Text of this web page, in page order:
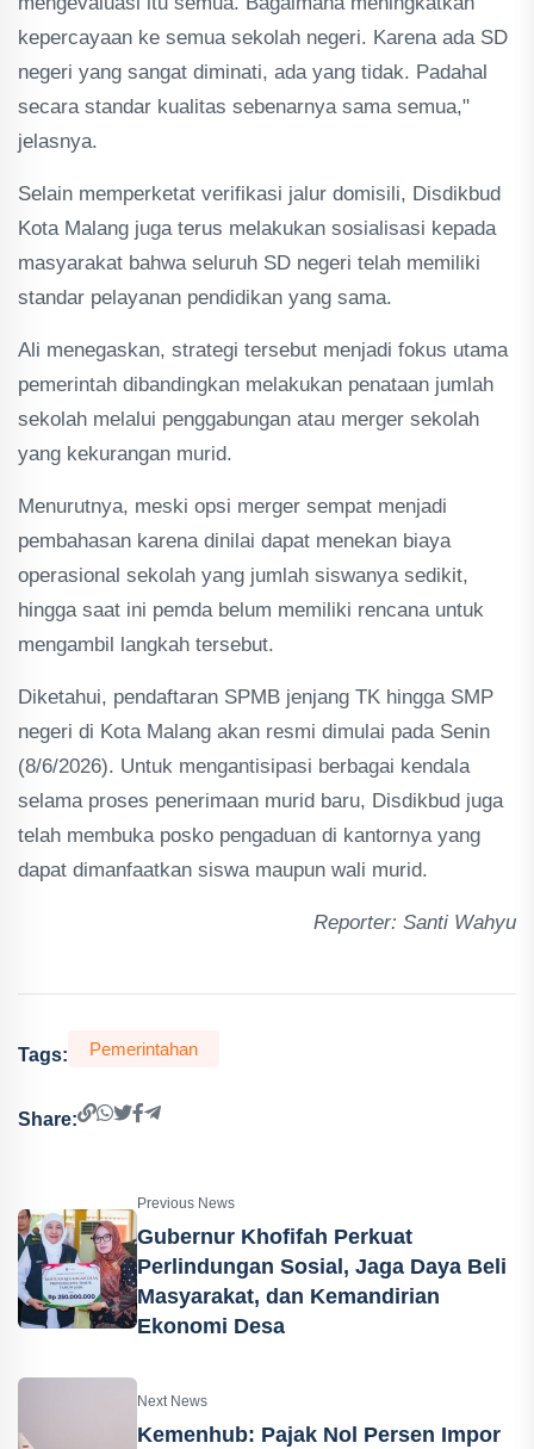
kepercayaan ke semua sekolah negeri. Karena ada SD
negeri yang sangat diminati, ada yang tidak. Padahal
secara standar kualitas sebenarnya sama semua,"
jelasnya.
Selain memperketat verifikasi jalur domisili, Disdikbud
Kota Malang juga terus melakukan sosialisasi kepada
masyarakat bahwa seluruh SD negeri telah memiliki
standar pelayanan pendidikan yang sama.
Ali menegaskan, strategi tersebut menjadi fokus utama
pemerintah dibandingkan melakukan penataan jumlah
sekolah melalui penggabungan atau merger sekolah
yang kekurangan murid.
Menurutnya, meski opsi merger sempat menjadi
pembahasan karena dinilai dapat menekan biaya
operasional sekolah yang jumlah siswanya sedikit,
hingga saat ini pemda belum memiliki rencana untuk
mengambil langkah tersebut.
Diketahui, pendaftaran SPMB jenjang TK hingga SMP
negeri di Kota Malang akan resmi dimulai pada Senin
(8/6/2026). Untuk mengantisipasi berbagai kendala
selama proses penerimaan murid baru, Disdikbud juga
telah membuka posko pengaduan di kantornya yang
dapat dimanfaatkan siswa maupun wali murid.
Reporter: Santi Wahyu
Tags: Pemerintahan
Share:
Previous News
Gubernur Khofifah Perkuat
Perlindungan Sosial, Jaga Daya Beli
Masyarakat, dan Kemandirian
Ekonomi Desa
Next News
Kemenhub: Pajak Nol Persen Impor